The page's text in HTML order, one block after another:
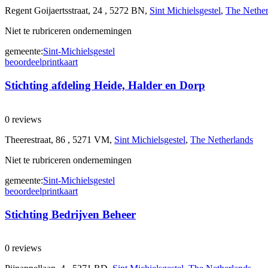
Regent Goijaertsstraat, 24 , 5272 BN, Sint Michielsgestel, The
Niet te rubriceren ondernemingen
gemeente:Sint-Michielsgestel
beoordeelprintkaart
Stichting afdeling Heide, Halder en Dorp
0 reviews
Theerestraat, 86 , 5271 VM, Sint Michielsgestel, The Netherlands
Niet te rubriceren ondernemingen
gemeente:Sint-Michielsgestel
beoordeelprintkaart
Stichting Bedrijven Beheer
0 reviews